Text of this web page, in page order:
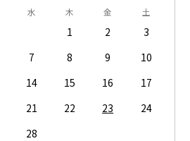
水 木 金 土
1 2
3
7 8 9
10
14 15 16
17
21 22 23
24
28